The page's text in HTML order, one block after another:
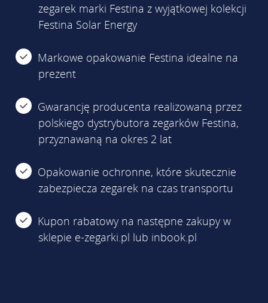
zegarek marki Festina z wyjątkowej kolekcji
Festina Solar Energy
Markowe opakowanie Festina idealne na
prezent
Gwarancję producenta realizowaną przez
polskiego dystrybutora zegarków Festina,
przyznawaną na okres 2 lat
Opakowanie ochronne, które skutecznie
zabezpiecza zegarek na czas transportu
Kupon rabatowy na następne zakupy w
sklepie e-zegarki.pl lub inbook.pl